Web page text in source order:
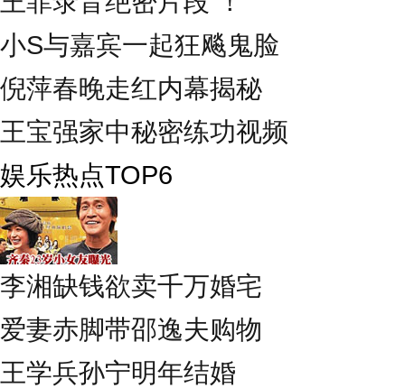
小S与嘉宾一起狂飚鬼脸
倪萍春晚走红内幕揭秘
王宝强家中秘密练功视频
娱乐热点TOP6
李湘缺钱欲卖千万婚宅
爱妻赤脚带邵逸夫购物
王学兵孙宁明年结婚